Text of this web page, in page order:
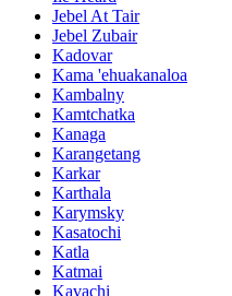
Jebel At Tair
Jebel Zubair
Kadovar
Kama 'ehuakanaloa
Kambalny
Kamtchatka
Kanaga
Karangetang
Karkar
Karthala
Karymsky
Kasatochi
Katla
Katmai
Kavachi